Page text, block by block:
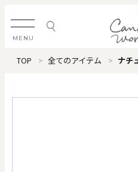
MENU
ログイン・新規会員登録
TOP 全てのアイテム ナチュ